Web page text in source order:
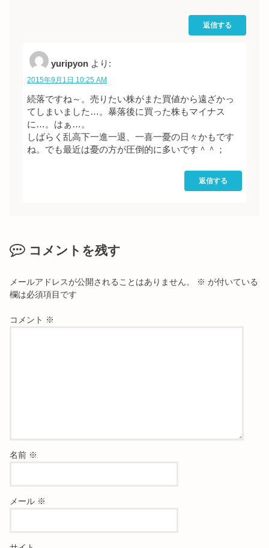
返信する
yuripyon より:
2015年9月1日 10:25 AM
続落ですね～。売りたい株がまた買値から遠ざかっ
てしまいました…。暴落後に買った株もマイナス
に…。はぁ…。
しばらく乱高下一進一退、一喜一憂の日々かもです
ね。でも最近は憂の方が圧倒的に多いです＾＾；
返信する
コメントを残す
メールアドレスが公開されることはありません。 ※ が付いている
欄は必須項目です
コメント ※
名前 ※
メール ※